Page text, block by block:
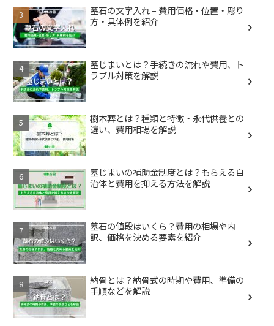
墓石の文字入れ – 費用価格・位置・彫り
方・具体例を紹介
墓じまいとは？手続きの流れや費用、ト
ラブル対策を解説
樹木葬とは？種類と特徴・永代供養との
違い、費用相場を解説
墓じまいの補助金制度とは？もらえる自
治体と費用を抑える方法を解説
墓石の値段はいくら？費用の相場や内
訳、価格を決める要素を紹介
納骨とは？納骨式の時期や費用、準備の
手順などを解説